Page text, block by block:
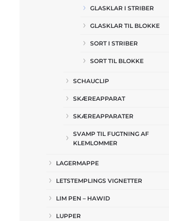
GLASKLAR I STRIBER
GLASKLAR TIL BLOKKE
SORT I STRIBER
SORT TIL BLOKKE
SCHAUCLIP
SKÆREAPPARAT
SKÆREAPPARATER
SVAMP TIL FUGTNING AF
KLEMLOMMER
LAGERMAPPE
LETSTEMPLINGS VIGNETTER
LIM PEN – HAWID
LUPPER